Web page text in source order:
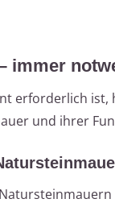
immer
erforderlich ist,
und ihrer